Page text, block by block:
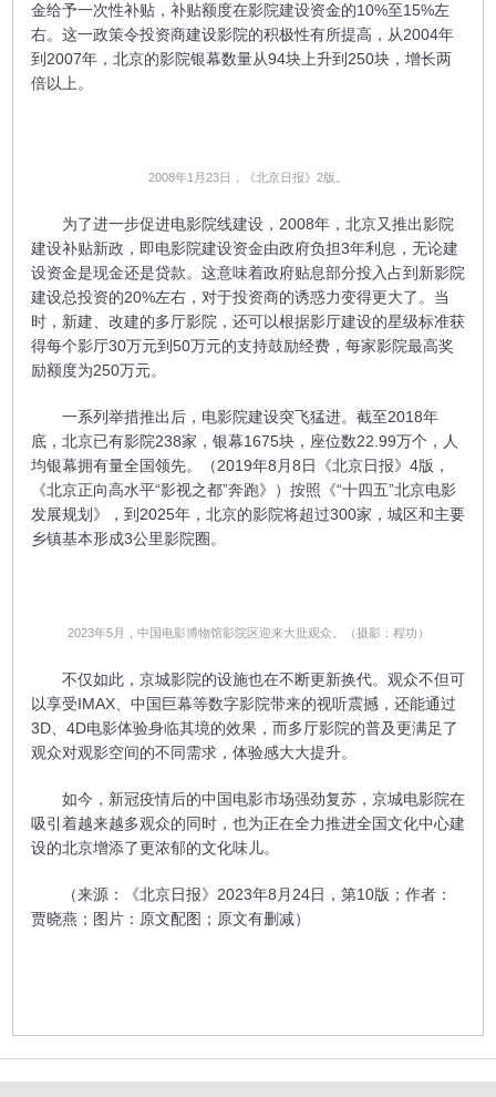
金给予一次性补贴，补贴额度在影院建设资金的10%至15%左
右。这一政策令投资商建设影院的积极性有所提高，从2004年
到2007年，北京的影院银幕数量从94块上升到250块，增长两
倍以上。
2008年1月23日，《北京日报》2版。
为了进一步促进电影院线建设，2008年，北京又推出影院
建设补贴新政，即电影院建设资金由政府负担3年利息，无论建
设资金是现金还是贷款。这意味着政府贴息部分投入占到新影院
建设总投资的20%左右，对于投资商的诱惑力变得更大了。当
时，新建、改建的多厅影院，还可以根据影厅建设的星级标准获
得每个影厅30万元到50万元的支持鼓励经费，每家影院最高奖
励额度为250万元。
一系列举措推出后，电影院建设突飞猛进。截至2018年
底，北京已有影院238家，银幕1675块，座位数22.99万个，人
均银幕拥有量全国领先。（2019年8月8日《北京日报》4版，
《北京正向高水平“影视之都”奔跑》）按照《“十四五”北京电影
发展规划》，到2025年，北京的影院将超过300家，城区和主要
乡镇基本形成3公里影院圈。
2023年5月，中国电影博物馆影院区迎来大批观众。（摄影：程功）
不仅如此，京城影院的设施也在不断更新换代。观众不但可
以享受IMAX、中国巨幕等数字影院带来的视听震撼，还能通过
3D、4D电影体验身临其境的效果，而多厅影院的普及更满足了
观众对观影空间的不同需求，体验感大大提升。
如今，新冠疫情后的中国电影市场强劲复苏，京城电影院在
吸引着越来越多观众的同时，也为正在全力推进全国文化中心建
设的北京增添了更浓郁的文化味儿。
（来源：《北京日报》2023年8月24日，第10版；作者：
贾晓燕；图片：原文配图；原文有删减）